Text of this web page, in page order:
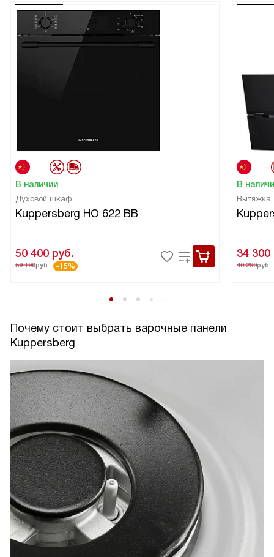
В наличии
Духовой шкаф
Kuppersberg HO 622 BB
50 400 руб.
59 190руб. -15%
В
Вытяжка
34 300
40 290руб.
Почему стоит выбрать варочные панели
Kuppersberg